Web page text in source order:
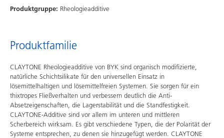
Produktgruppe: Rheologieadditive
Produktfamilie
CLAYTONE Rheologieadditive von BYK sind organisch modifizierte,
natürliche Schichtsilikate für den universellen Einsatz in
lösemittelhaltigen und lösemittelfreien Systemen. Sie sorgen für ein
thixtropes Fließverhalten und verbessern deutlich die Anti-
Absetzeigenschaften, die Lagerstabilität und die Standfestigkeit.
CLAYTONE-Additive sind vor allem im unteren und mittleren
Scherbereich wirksam. Es gibt verschiedene Typen, die der Polarität der
Systeme entsprechen, zu denen sie hinzugefügt werden. CLAYTONE